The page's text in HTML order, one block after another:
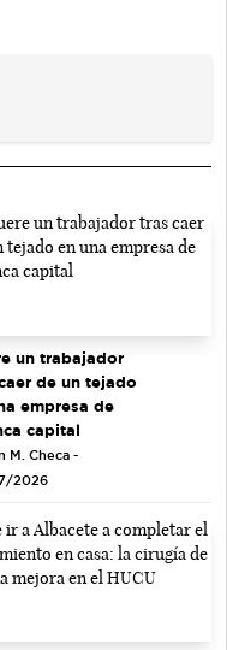
un trabajador
de un tejado
empresa de
capital
M. Checa -
2026